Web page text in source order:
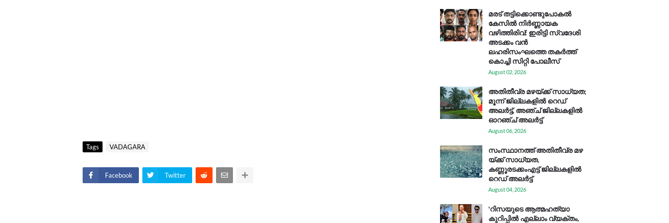
Tags VADAGARA
Facebook Twitter
മരട് തട്ടിക്കൊണ്ടുപോകൽ
കേസിൽ നിർണ്ണായക
വഴിത്തിരിവ്: ഇരിട്ടി സ്വദേശി
അടക്കം വൻ
ലഹരിസംഘത്തെ തകർത്ത്
കൊച്ചി സിറ്റി പോലീസ്
August 02, 2026
അതിതീവ്ര മഴയ്ക്ക് സാധ്യത;
മൂന്ന് ജില്ലകളിൽ റെഡ്
അലർട്ട്, അഞ്ച് ജില്ലകളിൽ
ഓറഞ്ച് അലർട്ട്
August 06, 2026
സം​സ്ഥാ​ന​ത്ത് അ​തി​തീ​വ്ര മ​ഴ​
യ്ക്ക് സാ​ധ്യ​ത,
കണ്ണൂരടക്കംഎ​ട്ട് ജി​ല്ല​ക​ളി​ൽ
റെ​ഡ് അ​ലർ​ട്ട്
August 04, 2026
'റിസയുടെ ആത്മഹത്യാ
കുറിപ്പിൽ എല്ലാം വ്യക്തം,